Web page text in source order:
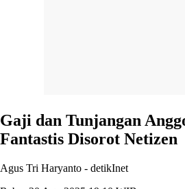
Gaji dan Tunjangan
Fantastis Disorot Netizen
Agus Tri Haryanto - detikInet